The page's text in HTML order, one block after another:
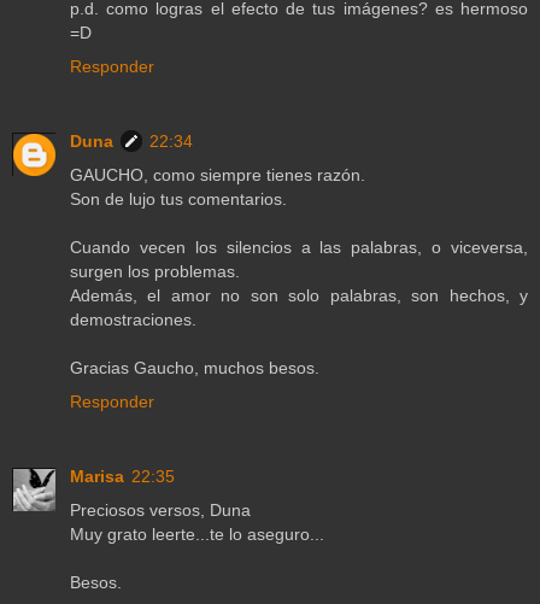
p.d. como logras el efecto de tus imágenes? es hermoso
=D
Responder
Duna
22:34
GAUCHO, como siempre tienes razón.
Son de lujo tus comentarios.
Cuando vecen los silencios a las palabras, o viceversa,
surgen los problemas.
Además, el amor no son solo palabras, son hechos, y
demostraciones.
Gracias Gaucho, muchos besos.
Responder
Marisa 22:35
Preciosos versos, Duna
Muy grato leerte...te lo aseguro...
Besos.